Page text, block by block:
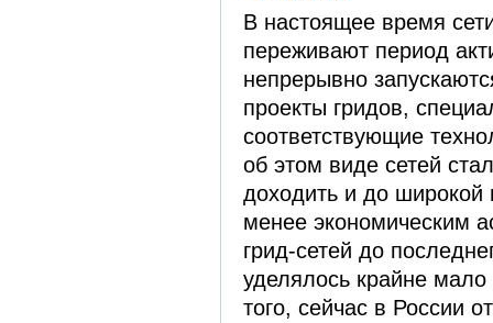
В настоящее время
переживают период
непрерывно
проекты гридов,
соответствующие
об этом виде сетей
доходить и до широкой
менее экономическим
грид-сетей до
уделялось крайне
того, сейчас в России